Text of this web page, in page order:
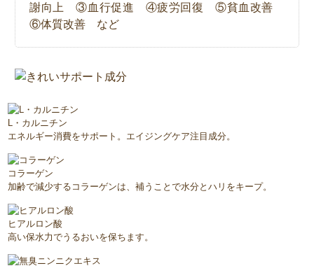
謝向上 ③血行促進 ④疲労回復 ⑤貧血改善
⑥体質改善 など
L・カルニチン
エネルギー消費をサポート。エイジングケア注目成分。
コラーゲン
加齢で減少するコラーゲンは、補うことで水分とハリをキープ。
ヒアルロン酸
高い保水力でうるおいを保ちます。